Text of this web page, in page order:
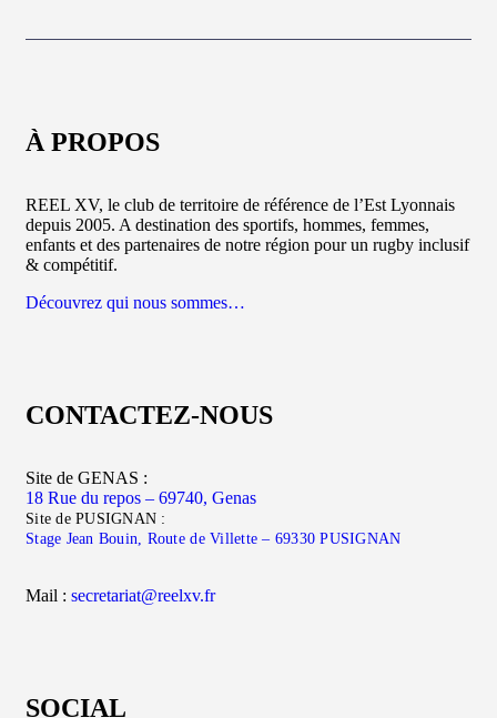
À PROPOS
REEL XV, le club de territoire de référence de l’Est Lyonnais
depuis 2005. A destination des sportifs, hommes, femmes,
enfants et des partenaires de notre région pour un rugby inclusif
& compétitif.
Découvrez qui nous sommes…
CONTACTEZ-NOUS
Site de GENAS :
18 Rue du repos – 69740, Genas
Site de PUSIGNAN :
Stage Jean Bouin, Route de Villette – 69330 PUSIGNAN
Mail : secretariat@reelxv.fr
SOCIAL